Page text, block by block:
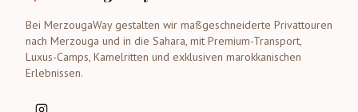
Bei MerzougaWay gestalten wir maßgeschneiderte Privattouren
nach Merzouga und in die Sahara, mit Premium-Transport,
Luxus-Camps, Kamelritten und exklusiven marokkanischen
Erlebnissen.